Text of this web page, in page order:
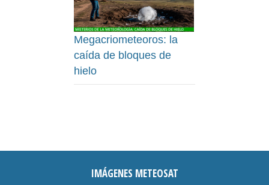
Megacriometeoros: la
caída de bloques de
hielo
IMÁGENES METEOSAT